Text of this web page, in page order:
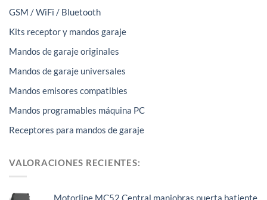
GSM / WiFi / Bluetooth
Kits receptor y mandos garaje
Mandos de garaje originales
Mandos de garaje universales
Mandos emisores compatibles
Mandos programables máquina PC
Receptores para mandos de garaje
VALORACIONES RECIENTES:
Motorline MC52 Central maniobras puerta batiente